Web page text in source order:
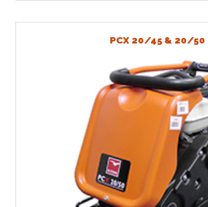
PCX 20/45 & 20/50